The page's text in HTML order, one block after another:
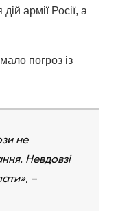
армії Росії, а
погроз із
не
Невдовзі
, –